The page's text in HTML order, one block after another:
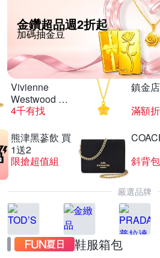
金鑽超品週2折起
加碼抽金豆
Vivienne
Westwood 經
典
4千有找
鎮金店
滿額
熊津黑蔘飲 買
1送2
限搶超值組
斜背
嚴選品牌
鞋服箱包